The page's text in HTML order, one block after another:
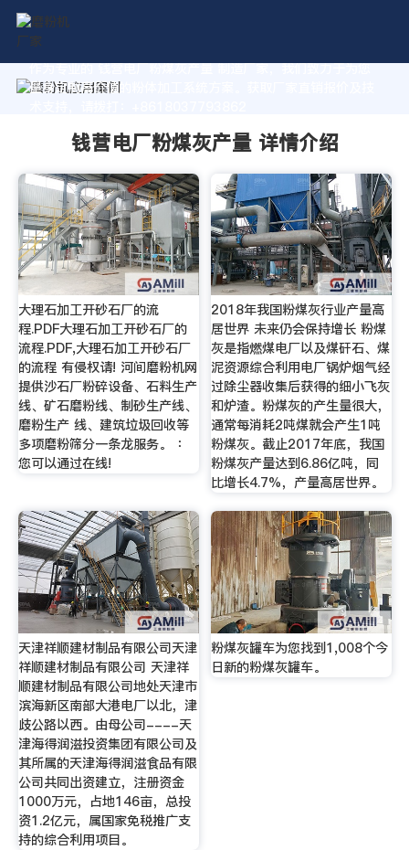
作为专业的 钱营电厂粉煤灰产量 制造厂家，我们致力于为您
量身定制高价值的粉体加工系统方案。获取厂家直销报价及技
钱营电厂粉煤灰产量 详情介绍
大理石加工开砂石厂的流
程.PDF大理石加工开砂石厂的
流程.PDF,大理石加工开砂石厂
的流程 有侵权请! 河间磨粉机网
提供沙石厂粉碎设备、石料生产
线、矿石磨粉线、制砂生产线、
磨粉生产 线、建筑垃圾回收等
多项磨粉筛分一条龙服务。 ：
您可以通过在线!
2018年我国粉煤灰行业产量高
居世界 未来仍会保持增长 粉煤
灰是指燃煤电厂以及煤矸石、煤
泥资源综合利用电厂锅炉烟气经
过除尘器收集后获得的细小飞灰
和炉渣。粉煤灰的产生量很大，
通常每消耗2吨煤就会产生1吨
粉煤灰。截止2017年底，我国
粉煤灰产量达到6.86亿吨，同
比增长4.7%，产量高居世界。
天津祥顺建材制品有限公司天津
祥顺建材制品有限公司 天津祥
顺建材制品有限公司地处天津市
滨海新区南部大港电厂以北，津
歧公路以西。由母公司----天
津海得润滋投资集团有限公司及
其所属的天津海得润滋食品有限
公司共同出资建立，注册资金
1000万元，占地146亩，总投
资1.2亿元，属国家免税推广支
持的综合利用项目。
粉煤灰罐车为您找到1,008个今
日新的粉煤灰罐车。